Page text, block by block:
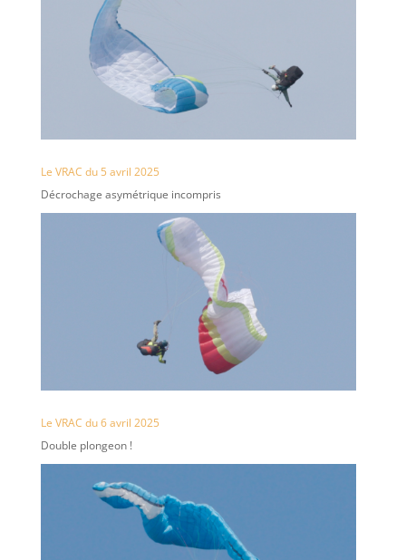
Le VRAC du 5 avril 2025
Décrochage asymétrique incompris
Le VRAC du 6 avril 2025
Double plongeon !